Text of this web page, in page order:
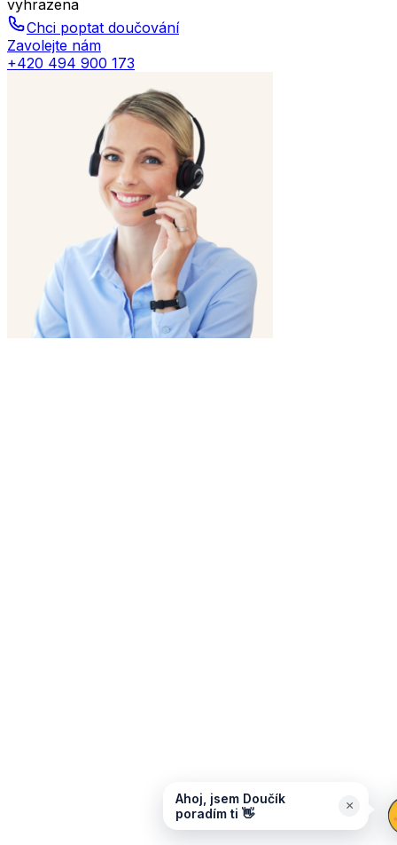
vyhrazena
Chci poptat doučování
Zavolejte nám
+420 494 900 173
Ahoj, jsem Doučík
poradím ti 👋
×